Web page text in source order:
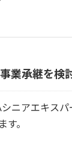
業承継を検
ニアエキスパ
す。